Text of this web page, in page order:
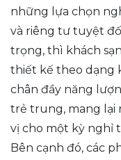
những lựa chọn
và riêng tư tuyệt
trọng, thì khách
thiết kế theo dạng
chân đầy năng
trẻ trung, mang lại
vị cho một kỳ nghỉ
Bên cạnh đó, các